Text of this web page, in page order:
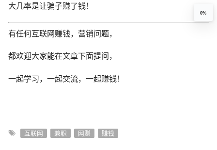
大几率是让骗子赚了钱！
有任何互联网赚钱，营销问题，
都欢迎大家能在文章下面提问，
一起学习，一起交流，一起赚钱！
互联网 兼职 网赚 赚钱
0%